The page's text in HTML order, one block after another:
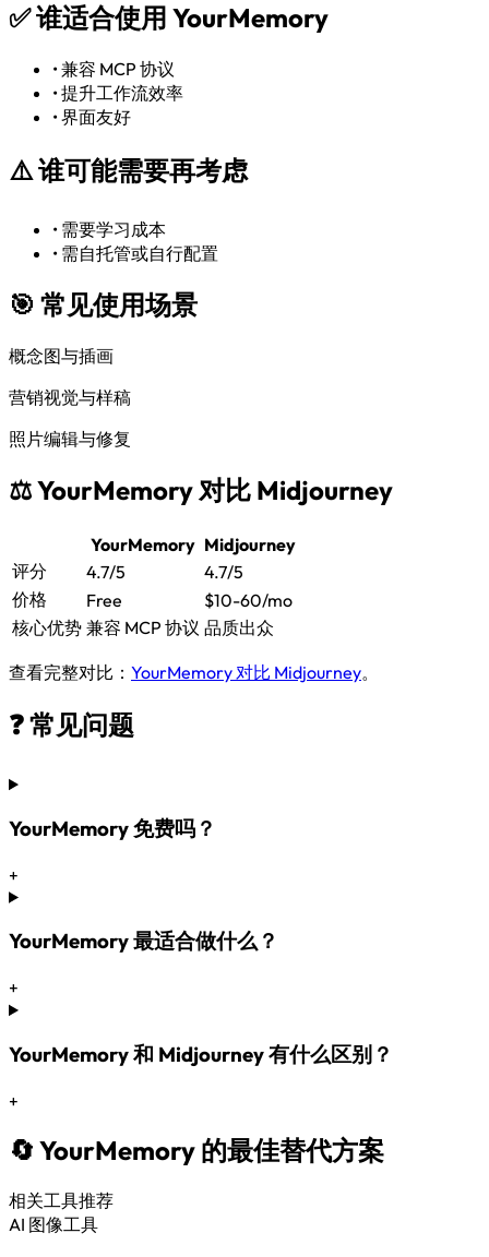
✅谁适合使用 YourMemory
•兼容 MCP 协议
•提升工作流效率
•界面友好
⚠️谁可能需要再考虑
• 需要学习成本
• 需自托管或自行配置
🎯 常见使用场景
概念图与插画
营销视觉与样稿
照片编辑与修复
⚖️ YourMemory 对比 Midjourney
YourMemory Midjourney
评分
4.7/5
4.7/5
价格
Free
$10-60/mo
核心优势 兼容 MCP 协议 品质出众
查看完整对比： YourMemory 对比 Midjourney。
❓ 常见问题
YourMemory 免费吗？
+
YourMemory 最适合做什么？
+
YourMemory 和 Midjourney 有什么区别？
+
🔄 YourMemory 的最佳替代方案
相关工具推荐
AI 图像工具